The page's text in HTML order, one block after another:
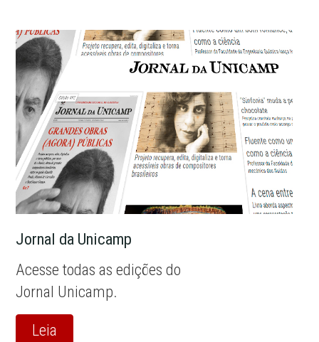
Jornal da Unicamp
Acesse todas as edições do
Jornal Unicamp.
Leia